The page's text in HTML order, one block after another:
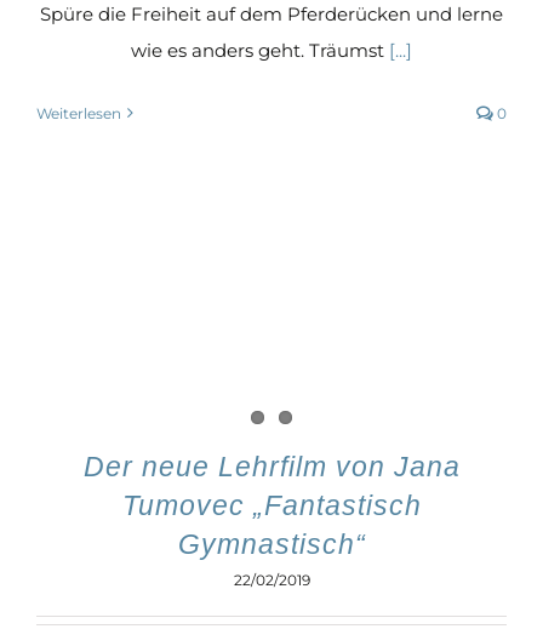
Spüre die Freiheit auf dem Pferderücken und lerne
wie es anders geht. Träumst [...]
Weiterlesen 0
Der neue Lehrfilm von Jana
Tumovec „Fantastisch
Gymnastisch“
22/02/2019